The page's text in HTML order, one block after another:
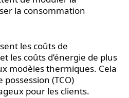
la consommation
les coûts de
les coûts d’énergie de plus
modèles thermiques. Cela
(TCO)
pour les clients.